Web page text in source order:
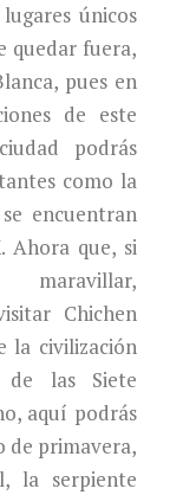
únicos
quedar fuera,
pues en
de este
podrás
como la
encuentran
Ahora que, si
maravillar,
Chichen
la civilización
de las Siete
aquí podrás
de primavera,
la serpiente